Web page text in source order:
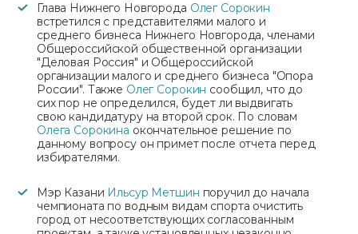
Глава Нижнего Новгорода Олег Сорокин
встретился с представителями малого и
среднего бизнеса Нижнего Новгорода, членами
Общероссийской общественной организации
"Деловая Россия" и Общероссийской
организации малого и среднего бизнеса "Опора
России". Также Олег Сорокин сообщил, что до
сих пор не определился, будет ли выдвигать
свою кандидатуру на второй срок. По словам
Олега Сорокина окончательное решение по
данному вопросу он примет после отчета перед
избирателями.
Мэр Казани Ильсур Метшин поручил до начала
чемпионата по водным видам спорта очистить
город от несоответствующих согласованным